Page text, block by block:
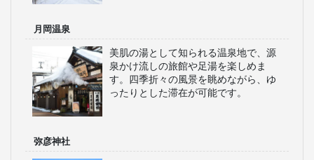
月岡温泉
美肌の湯として知られる温泉地で、源
泉かけ流しの旅館や足湯を楽しめま
す。四季折々の風景を眺めながら、ゆ
ったりとした滞在が可能です。
弥彦神社